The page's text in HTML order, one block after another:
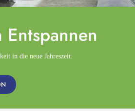
Entspannen
in die neue Jahreszeit.